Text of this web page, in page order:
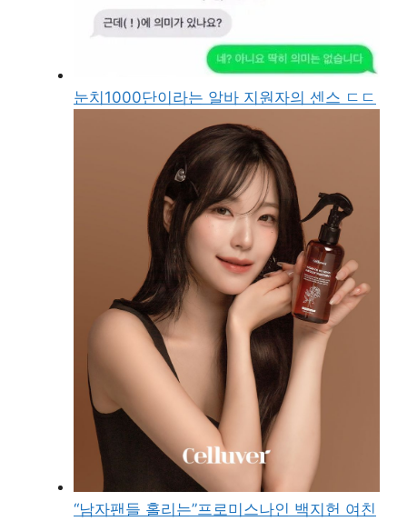
눈치1000단이라는 알바 지원자의 센스 ㄷㄷ
“남자팬들 홀리는”프로미스나인 백지헌 여친